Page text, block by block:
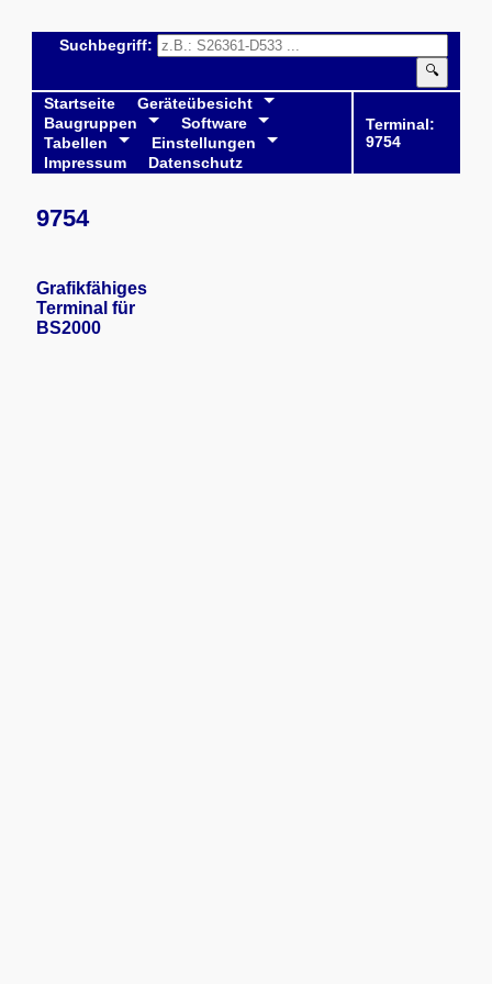
Suchbegriff:
🔍
Startseite
Geräteübesicht
Baugruppen
Software
Tabellen
Einstellungen
Impressum
Datenschutz
Terminal:
9754
9754
Grafikfähiges
Terminal für
BS2000